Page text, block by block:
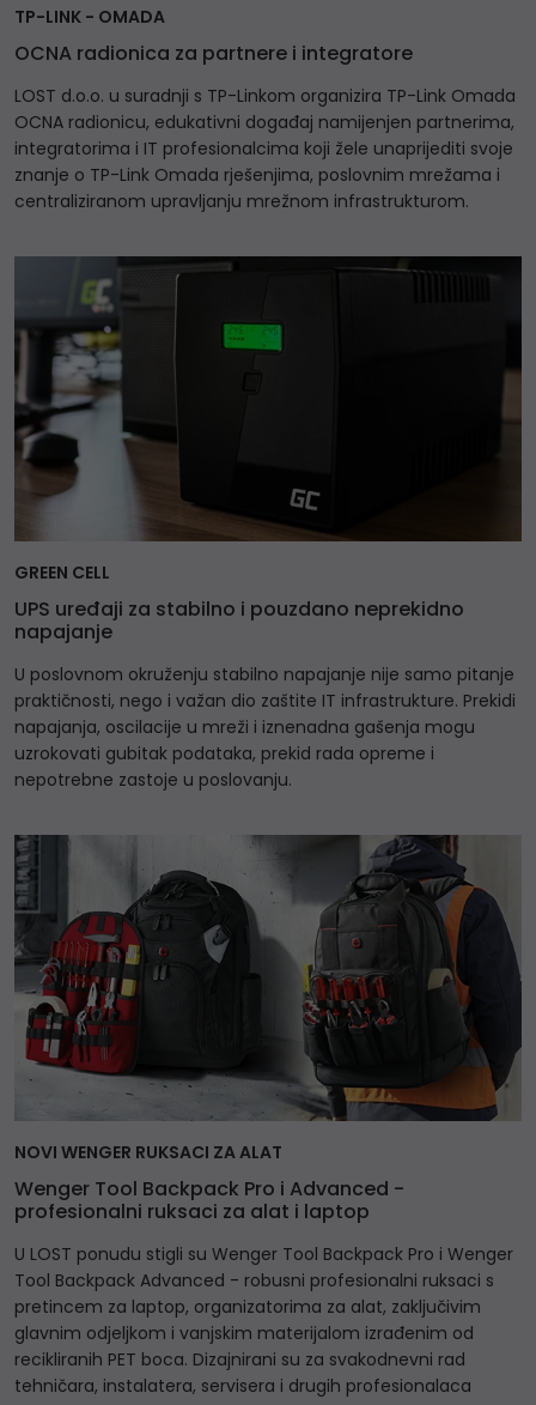
TP-LINK - OMADA
OCNA radionica za partnere i integratore
LOST d.o.o. u suradnji s TP-Linkom organizira TP-Link Omada
OCNA radionicu, edukativni događaj namijenjen partnerima,
integratorima i IT profesionalcima koji žele unaprijediti svoje
znanje o TP-Link Omada rješenjima, poslovnim mrežama i
centraliziranom upravljanju mrežnom infrastrukturom.
GREEN CELL
UPS uređaji za stabilno i pouzdano neprekidno
napajanje
U poslovnom okruženju stabilno napajanje nije samo pitanje
praktičnosti, nego i važan dio zaštite IT infrastrukture. Prekidi
napajanja, oscilacije u mreži i iznenadna gašenja mogu
uzrokovati gubitak podataka, prekid rada opreme i
nepotrebne zastoje u poslovanju.
NOVI WENGER RUKSACI ZA ALAT
Wenger Tool Backpack Pro i Advanced -
profesionalni ruksaci za alat i laptop
U LOST ponudu stigli su Wenger Tool Backpack Pro i Wenger
Tool Backpack Advanced - robusni profesionalni ruksaci s
pretincem za laptop, organizatorima za alat, zaključivim
glavnim odjeljkom i vanjskim materijalom izrađenim od
recikliranih PET boca. Dizajnirani su za svakodnevni rad
tehničara, instalatera, servisera i drugih profesionalaca